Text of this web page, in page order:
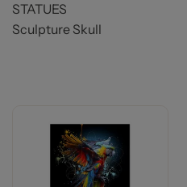
STATUES
Sculpture Skull